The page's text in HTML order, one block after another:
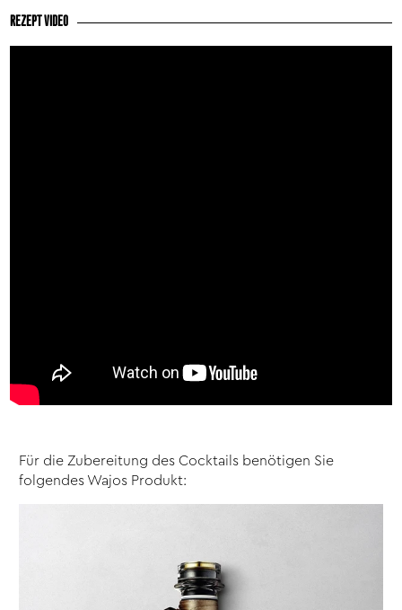
REZEPT VIDEO
Für die Zubereitung des Cocktails benötigen Sie
folgendes Wajos Produkt: